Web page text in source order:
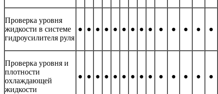
Проверка уровня
жидкости в системе
гидроусилителя руля
● ● ● ● ● ● ● ● ● ● ● ● ● ●
Проверка уровня и
плотности
охлаждающей
жидкости
● ● ● ● ● ● ● ● ● ● ● ● ● ●